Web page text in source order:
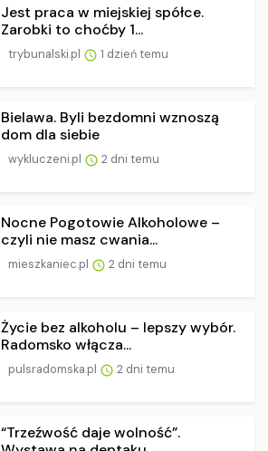
Jest praca w miejskiej spółce.
Zarobki to choćby 1...
trybunalski.pl 1 dzień temu
Bielawa. Byli bezdomni wznoszą
dom dla siebie
wykluczeni.pl 2 dni temu
Nocne Pogotowie Alkoholowe –
czyli nie masz cwania...
mieszkaniec.pl 2 dni temu
Życie bez alkoholu – lepszy wybór.
Radomsko włącza...
pulsradomska.pl 2 dni temu
“Trzeźwość daje wolność”.